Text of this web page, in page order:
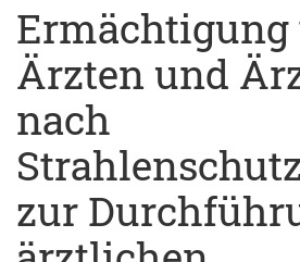
Ermächtigung
Ärzten und
nach
zur